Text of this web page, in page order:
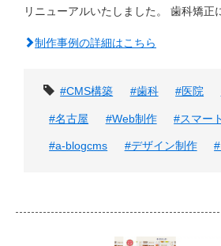
リニューアルいたしました。 歯科矯正
制作事例の詳細はこちら
タグ
#CMS構築 #歯科 #医院
#名古屋 #Web制作 #スマー
#a-blogcms #デザイン制作